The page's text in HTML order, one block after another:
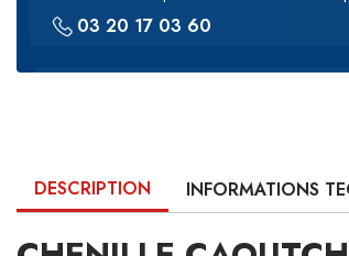
03 20 17 03 60
DESCRIPTION INFORMATIONS